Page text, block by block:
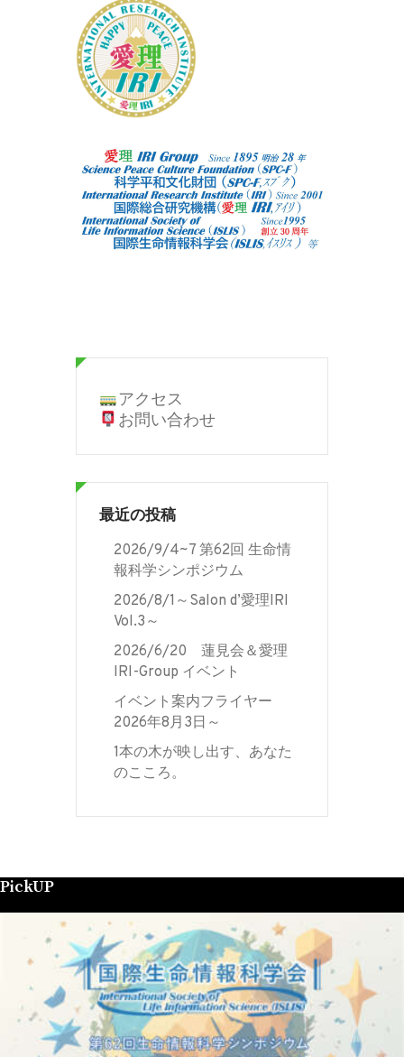
アクセス
お問い合わせ
最近の投稿
2026/9/4~7 第62回 生命情
報科学シンポジウム
2026/8/1～Salon d’愛理IRI
Vol.3～
2026/6/20 蓮見会＆愛理
IRI-Group イベント
イベント案内フライヤー
2026年8月3日～
1本の木が映し出す、あなた
のこころ。
PickUP